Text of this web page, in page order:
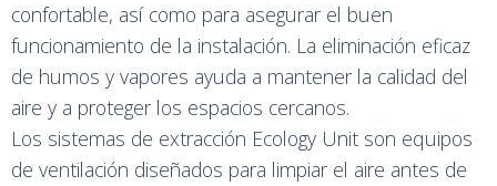
confortable, así como para asegurar el buen
funcionamiento de la instalación. La eliminación eficaz
de humos y vapores ayuda a mantener la calidad del
aire y a proteger los espacios cercanos.
Los sistemas de extracción Ecology Unit son equipos
de ventilación diseñados para limpiar el aire antes de